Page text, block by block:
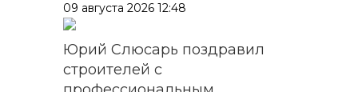
09 августа 2026 12:48
Юрий Слюсарь поздравил
строителей с